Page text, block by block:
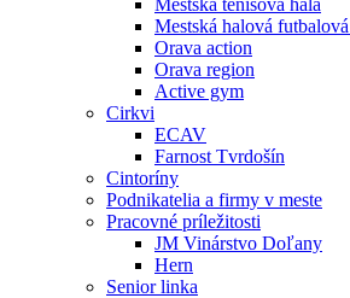
Mestská tenisová hala
Mestská halová
Orava action
Orava region
Active gym
Cirkvi
ECAV
Farnost Tvrdošín
Cintoríny
Podnikatelia a firmy v meste
Pracovné príležitosti
JM Vinárstvo Doľany
Hern
Senior linka